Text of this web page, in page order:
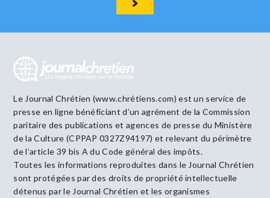
Le Journal Chrétien (www.chrétiens.com) est un service de
presse en ligne bénéficiant d’un agrément de la Commission
paritaire des publications et agences de presse du Ministère
de la Culture (CPPAP 0327Z94197) et relevant du périmètre
de l’article 39 bis A du Code général des impôts.
Toutes les informations reproduites dans le Journal Chrétien
sont protégées par des droits de propriété intellectuelle
détenus par le Journal Chrétien et les organismes